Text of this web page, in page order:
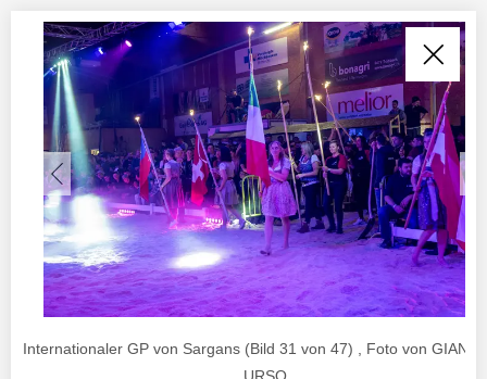
Internationaler GP von Sargans (Bild 31 von 47) , Foto von